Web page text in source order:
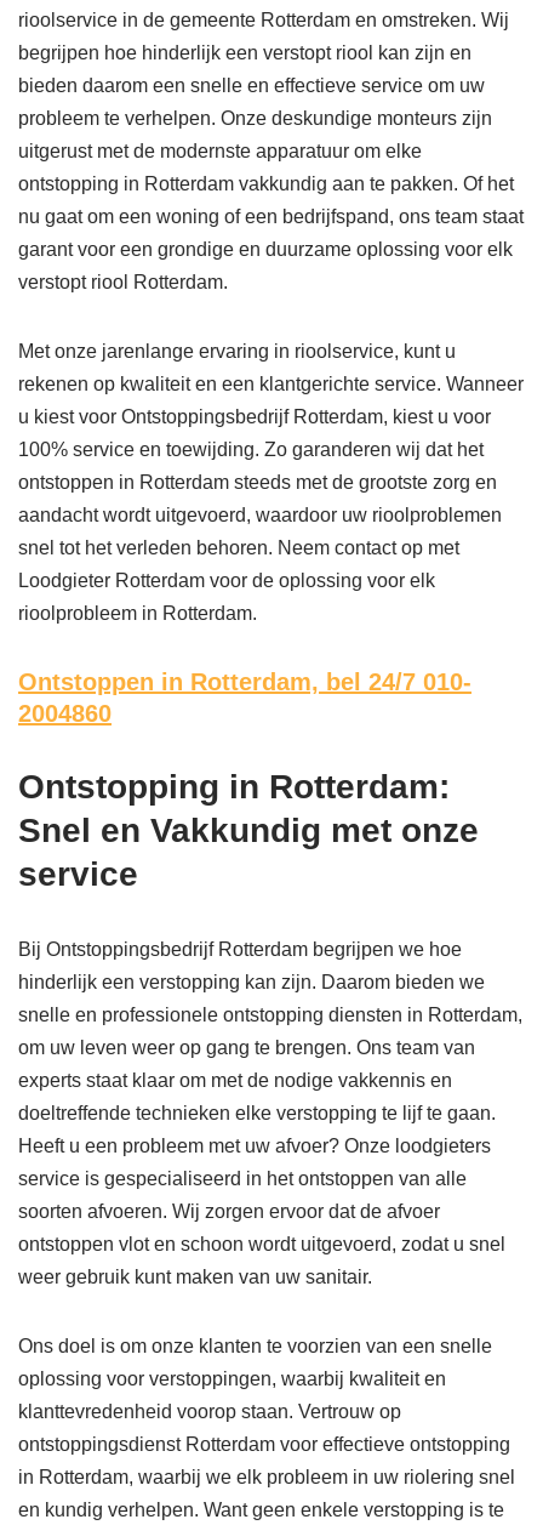
rioolservice in de gemeente Rotterdam en omstreken. Wij
begrijpen hoe hinderlijk een verstopt riool kan zijn en
bieden daarom een snelle en effectieve service om uw
probleem te verhelpen. Onze deskundige monteurs zijn
uitgerust met de modernste apparatuur om elke
ontstopping in Rotterdam vakkundig aan te pakken. Of het
nu gaat om een woning of een bedrijfspand, ons team staat
garant voor een grondige en duurzame oplossing voor elk
verstopt riool Rotterdam.
Met onze jarenlange ervaring in rioolservice, kunt u
rekenen op kwaliteit en een klantgerichte service. Wanneer
u kiest voor Ontstoppingsbedrijf Rotterdam, kiest u voor
100% service en toewijding. Zo garanderen wij dat het
ontstoppen in Rotterdam steeds met de grootste zorg en
aandacht wordt uitgevoerd, waardoor uw rioolproblemen
snel tot het verleden behoren. Neem contact op met
Loodgieter Rotterdam voor de oplossing voor elk
rioolprobleem in Rotterdam.
Ontstoppen in Rotterdam, bel 24/7 010-
2004860
Ontstopping in Rotterdam:
Snel en Vakkundig met onze
service
Bij Ontstoppingsbedrijf Rotterdam begrijpen we hoe
hinderlijk een verstopping kan zijn. Daarom bieden we
snelle en professionele ontstopping diensten in Rotterdam,
om uw leven weer op gang te brengen. Ons team van
experts staat klaar om met de nodige vakkennis en
doeltreffende technieken elke verstopping te lijf te gaan.
Heeft u een probleem met uw afvoer? Onze loodgieters
service is gespecialiseerd in het ontstoppen van alle
soorten afvoeren. Wij zorgen ervoor dat de afvoer
ontstoppen vlot en schoon wordt uitgevoerd, zodat u snel
weer gebruik kunt maken van uw sanitair.
Ons doel is om onze klanten te voorzien van een snelle
oplossing voor verstoppingen, waarbij kwaliteit en
klanttevredenheid voorop staan. Vertrouw op
ontstoppingsdienst Rotterdam voor effectieve ontstopping
in Rotterdam, waarbij we elk probleem in uw riolering snel
en kundig verhelpen. Want geen enkele verstopping is te